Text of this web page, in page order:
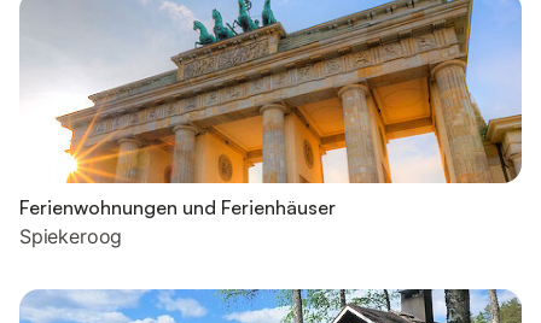
Ferienwohnungen und Ferienhäuser
Spiekeroog